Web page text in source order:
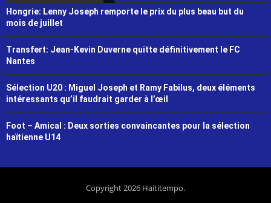
Hongrie: Lenny Joseph remporte le prix du plus beau but du
mois de juillet
Transfert: Jean-Kevin Duverne quitte définitivement le FC
Nantes
Sélection U20 : Miguel Joseph et Ramy Fabilus, deux éléments
intéressants qu’il faudrait garder à l’œil
Foot – Amical : Deux sorties convaincantes pour la sélection
haïtienne U14
Copyright 2026 Haititempo.